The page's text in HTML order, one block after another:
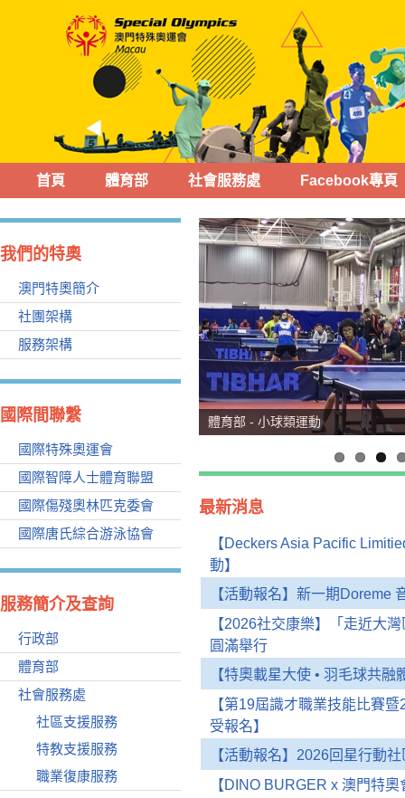
首頁 體育部 社會服務處 Facebook專頁
我們的特奧
澳門特奧簡介
社團架構
服務架構
國際間聯繫
國際特殊奧運會
國際智障人士體育聯盟
國際傷殘奧林匹克委會
國際唐氏綜合游泳協會
服務簡介及查詢
行政部
體育部
社會服務處
社區支援服務
特教支援服務
職業復康服務
體育部 - 小球類運動
最新消息
【Deckers Asia Pacific
動】
【活動報名】新一期Doreme
【2026社交康樂】「走近大
圓滿舉行
【特奧載星大使 • 羽毛球共
【第19屆識才職業技能比賽
受報名】
【活動報名】2026回星行動
【DINO BURGER x 澳門特